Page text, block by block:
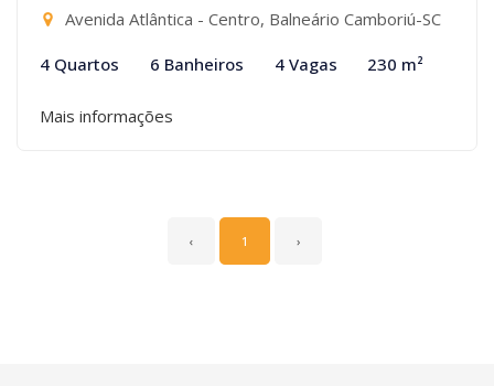
Avenida Atlântica - Centro, Balneário Camboriú-SC
4 Quartos 6 Banheiros 4 Vagas 230 m²
Mais informações
‹ 1 ›